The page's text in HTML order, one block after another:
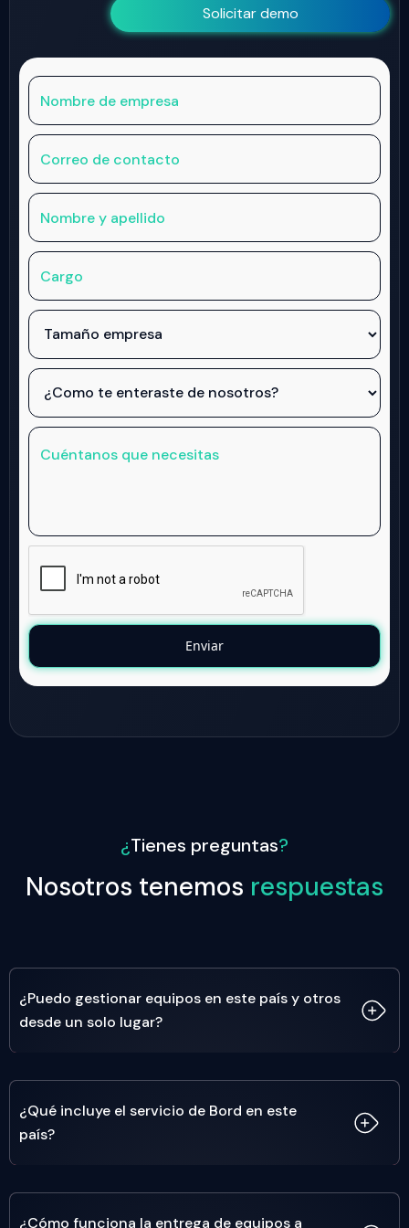
Solicitar demo
¿Tienes preguntas?
Nosotros tenemos respuestas
¿Puedo gestionar equipos en este país y otros
desde un solo lugar?
Sí. Bord está diseñado para empresas que operan en
y visibilidad de todos tus dispositivos desde una sola
plataforma, sin importar dónde esté tu equipo.
¿Qué incluye el servicio de Bord en este
país?
Incluye todo el ciclo de vida del dispositivo: compra,
¿Cómo funciona la entrega de equipos a